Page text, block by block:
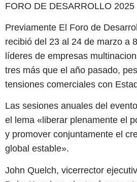
FORO DE DESARROLLO 2025
Previamente El Foro de
recibió del 23 al 24 de marzo a
líderes de empresas
tres más que el año pasado,
tensiones comerciales con
Las sesiones anuales del
el lema «liberar plenamente el
y promover conjuntamente el
global estable».
John Quelch, vicerrector